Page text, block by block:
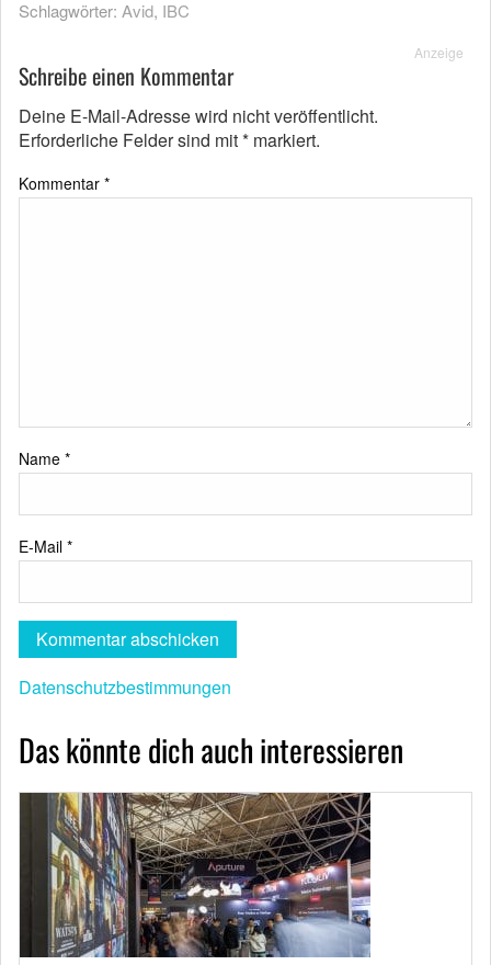
Schlagwörter: Avid, IBC
Anzeige
Schreibe einen Kommentar
Deine E-Mail-Adresse wird nicht veröffentlicht.
Erforderliche Felder sind mit* markiert.
Kommentar *
Name *
E-Mail *
Datenschutzbestimmungen
Das könnte dich auch interessieren